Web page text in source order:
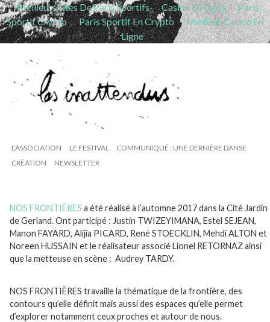
Meilleurs Sites De Paris Sportifs Casino En Ligne
Paris
Sportif Crypto
Paris Sportif En Crypto
Meilleur Casino En
Ligne
L’ASSOCIATION LE FESTIVAL
COMMUNIQUÉ : UNE DERNIÈRE DANSE
CRÉATION
NEWSLETTER
NOS FRONTIÈRES a été réalisé à l’automne 2017 dans la Cité Jardin
de Gerland. Ont participé : Justin TWIZEYIMANA, Estel SEJEAN,
Manon FAYARD, Alijia PICARD, René STOECKLIN, Mehdi ALTON et
Noreen HUSSAIN et le réalisateur associé Lionel RETORNAZ ainsi
que la metteuse en scène : Audrey TARDY.
;;
NOS FRONTIÈRES travaille la thématique de la frontière, des
contours qu’elle définit mais aussi des espaces qu’elle permet
d’explorer notamment ceux proches et autour de nous.